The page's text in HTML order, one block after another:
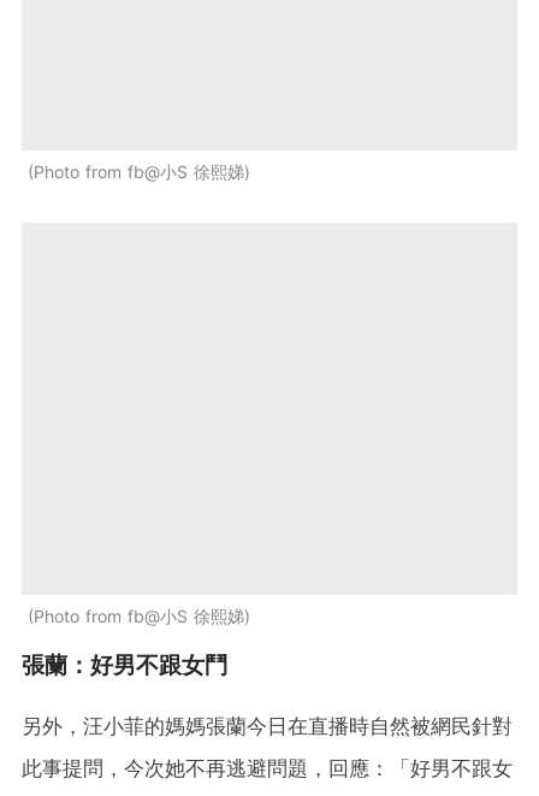
Photo from fb@小S 徐熙娣
Photo from fb@小S 徐熙娣
張蘭：好男不跟女鬥
另外，汪小菲的媽媽張蘭今日在直播時自然被網民針對
此事提問，今次她不再逃避問題，回應：「好男不跟女